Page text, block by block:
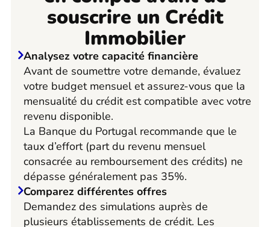
souscrire un Crédit
Immobilier
Analysez votre capacité financière
Avant de soumettre votre demande, évaluez
votre budget mensuel et assurez-vous que la
mensualité du crédit est compatible avec votre
revenu disponible.
La Banque du Portugal recommande que le
taux d’effort (part du revenu mensuel
consacrée au remboursement des crédits) ne
dépasse généralement pas 35%.
Comparez différentes offres
Demandez des simulations auprès de
plusieurs établissements de crédit. Les